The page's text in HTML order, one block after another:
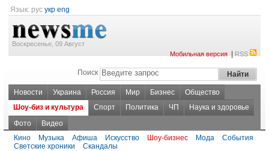
Язык: рус укр eng
Воскресенье, 09 Август
Мобильная версия|RSS
Поиск
Новости Украина Россия Мир Бизнес
Общество
Шоу-биз и культура
Спорт Политика ЧП
Наука и здоровье
Фото
Видео
Кино
Музыка Афиша Искусство Шоу-бизнес Мода
События
Светские хроники
Скандалы